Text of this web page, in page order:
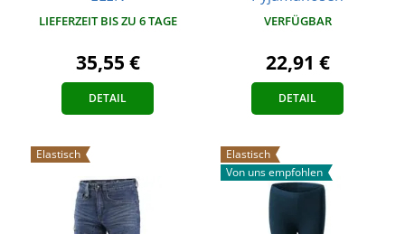
LIEFERZEIT BIS ZU 6 TAGE
35,55 €
DETAIL
VERFÜGBAR
22,91 €
DETAIL
Elastisch
Elastisch
Von uns empfohlen